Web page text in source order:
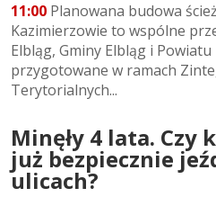
11:00 Planowana budowa
Kazimierzowie to wspólne
Elbląg, Gminy Elbląg i
przygotowane w ramach
Terytorialnych...
Minęły 4 lata. Czy
już bezpiecznie
ulicach?